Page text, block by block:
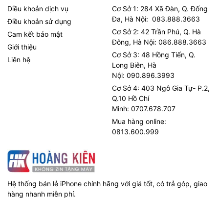
Diều khoản dịch vụ
Điều khoản sử dụng
Cam kết bảo mật
Giới thiệu
Liên hệ
Cơ Sở 1: 284 Xã Đàn, Q. Đống
Đa, Hà Nội: 083.888.3663
Cơ Sở 2: 42 Trần Phú, Q. Hà
Đông, Hà Nội: 086.888.3663
Cơ Sở 3: 48 Hồng Tiến, Q.
Long Biên, Hà
Nội: 090.896.3993
Cơ Sở 4: 403 Ngô Gia Tự- P.2,
Q.10 Hồ Chí
Minh: 0707.678.707
Mua hàng online:
0813.600.999
Hệ thống bán lẻ iPhone chính hãng với giá tốt, có trả góp, giao
hàng nhanh miễn phí.